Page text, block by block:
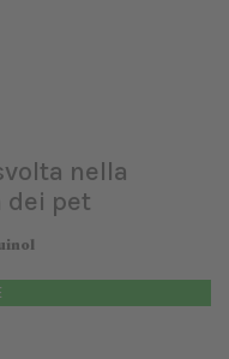
nella
dei pet